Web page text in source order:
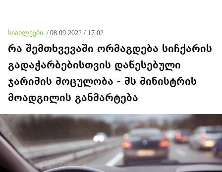
სიახლეები / 08.09.2022 / 17:02
რა შემთხვევაში ორმაგდება სიჩქარის
გადაჭარბებისთვის დაწესებული
ჯარიმის მოცულობა - შს მინისტრის
მოადგილის განმარტება